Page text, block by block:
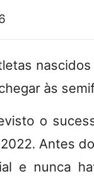
às
o
Antes
e nunca